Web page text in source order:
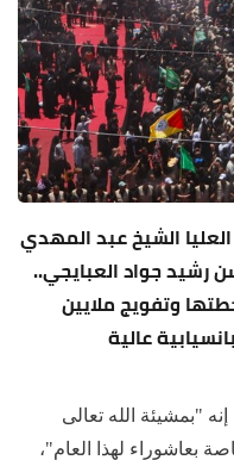
الشيخ عبد المهدي
رشيد جواد العبايجي..
وتفويج ملايين
عالية
"بمشيئة الله تعالى
بعاشوراء لهذا العام"،